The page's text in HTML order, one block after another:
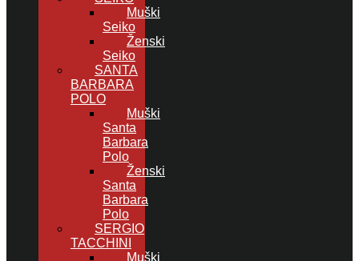
Muški
Seiko
Ženski
Seiko
SANTA
BARBARA
POLO
Muški
Santa
Barbara
Polo
Ženski
Santa
Barbara
Polo
SERGIO
TACCHINI
Muški